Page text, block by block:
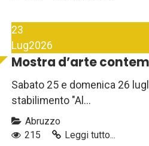
23
Lug2026
Mostra d’arte
Sabato 25 e domenica 26
stabilimento "Al...
Abruzzo
215
Leggi tutto...